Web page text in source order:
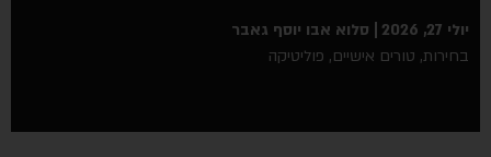
סלוא אבו יוסף גאבר
,טורים אישיים,פוליטיקה